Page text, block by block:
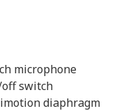
microphone
switch
diaphragm